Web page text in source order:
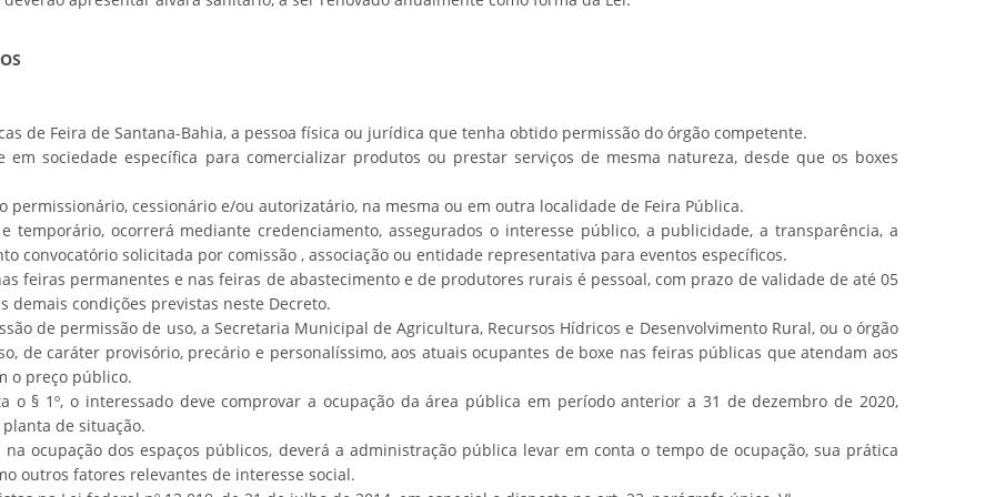
de Feira de Santana-Bahia, a pessoa física ou jurídica que tenha obtido permissão do órgão competente.
sociedade específica para comercializar produtos ou prestar serviços de mesma natureza, desde que os boxes
permissionário, cessionário e/ou autorizatário, na mesma ou em outra localidade de Feira Pública.
ocorrerá mediante credenciamento, assegurados o interesse público, a publicidade, a transparência, a
convocatório solicitada por comissão , associação ou entidade representativa para eventos específicos.
feiras permanentes e nas feiras de abastecimento e de produtores rurais é pessoal, com prazo de validade de até 05
demais condições previstas neste Decreto.
de permissão de uso, a Secretaria Municipal de Agricultura, Recursos Hídricos e Desenvolvimento Rural, ou o órgão
de caráter provisório, precário e personalíssimo, aos atuais ocupantes de boxe nas feiras públicas que atendam aos
o preço público.
§ 1º, o interessado deve comprovar a ocupação da área pública em período anterior a 31 de dezembro de 2020,
de situação.
ocupação dos espaços públicos, deverá a administração pública levar em conta o tempo de ocupação, sua prática
outros fatores relevantes de interesse social.